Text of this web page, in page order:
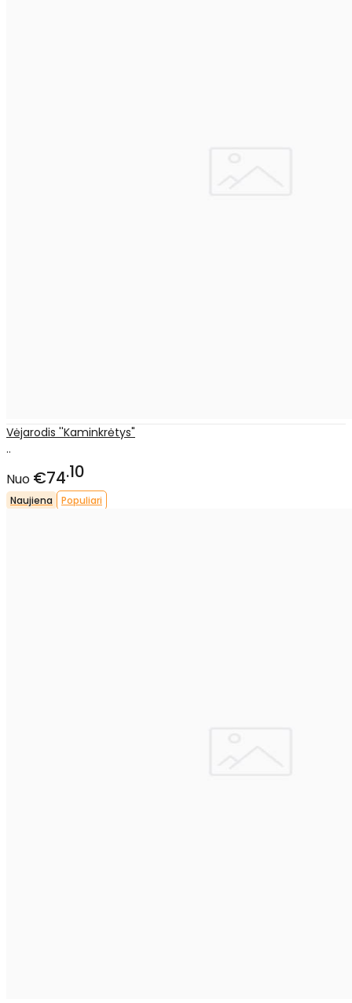
Vėjarodis ''Kaminkrėtys"
..
Nuo €74 10
Naujiena Populiari